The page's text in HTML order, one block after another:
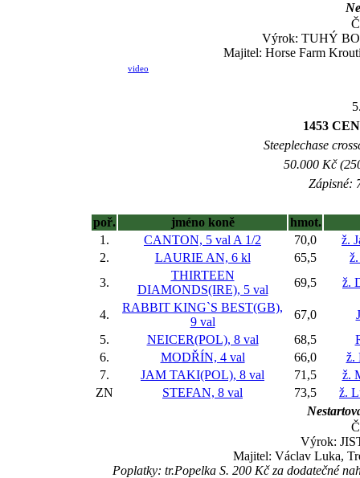
Výrok: TUHÝ
Majitel: Horse Farm
video
1453
Steeplechase
50.000 Kč
Zápisné:
poř. jméno koně
hmot.
1.
CANTON, 5 val A 1/2 70,0
ž.
2.
LAURIE AN, 6 kl 65,5
3.
THIRTEEN
DIAMONDS(IRE), 5 val
69,5 ž.
4.
RABBIT KING`S BEST(GB),
9 val
67,0
5.
NEICER(POL), 8 val 68,5
6.
MODŘÍN, 4 val 66,0
ž.
7.
JAM TAKI(POL), 8 val 71,5
ž.
ZN
STEFAN, 8 val 73,5
ž.
Výrok:
Majitel: Václav Luka,
Poplatky: tr.Popelka S. 200 Kč za dodatečné